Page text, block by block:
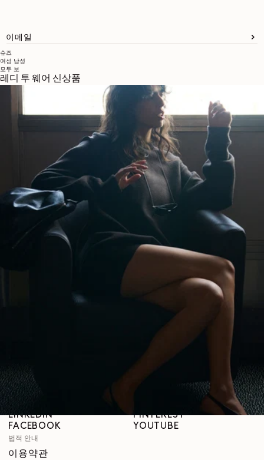
슈즈
여성 남성
모두 보
레디 투 웨어 신상품
이메일
SNS
INSTAGRAM
LINKEDIN
FACEBOOK
PINTEREST
YOUTUBE
법적 안내
이용약관